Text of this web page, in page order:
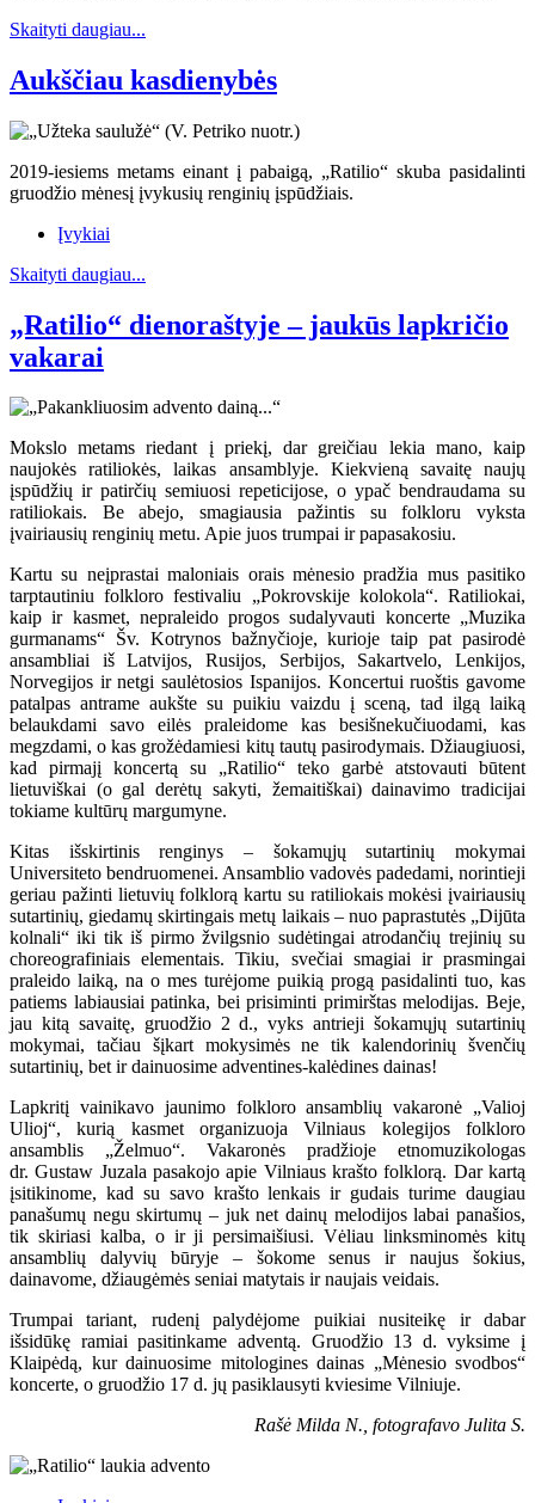
Skaityti daugiau...
Aukščiau kasdienybės
2019-iesiems metams einant į pabaigą, „Ratilio“ skuba pasidalinti
gruodžio mėnesį įvykusių renginių įspūdžiais.
Įvykiai
Skaityti daugiau...
„Ratilio“ dienoraštyje – jaukūs lapkričio
vakarai
Mokslo metams riedant į priekį, dar greičiau lekia mano, kaip
naujokės ratiliokės, laikas ansamblyje. Kiekvieną savaitę naujų
įspūdžių ir patirčių semiuosi repeticijose, o ypač bendraudama su
ratiliokais. Be abejo, smagiausia pažintis su folkloru vyksta
įvairiausių renginių metu. Apie juos trumpai ir papasakosiu.
Kartu su neįprastai maloniais orais mėnesio pradžia mus pasitiko
tarptautiniu folkloro festivaliu „Pokrovskije kolokola“. Ratiliokai,
kaip ir kasmet, nepraleido progos sudalyvauti koncerte „Muzika
gurmanams“ Šv. Kotrynos bažnyčioje, kurioje taip pat pasirodė
ansambliai iš Latvijos, Rusijos, Serbijos, Sakartvelo, Lenkijos,
Norvegijos ir netgi saulėtosios Ispanijos. Koncertui ruoštis gavome
patalpas antrame aukšte su puikiu vaizdu į sceną, tad ilgą laiką
belaukdami savo eilės praleidome kas besišnekučiuodami, kas
megzdami, o kas grožėdamiesi kitų tautų pasirodymais. Džiaugiuosi,
kad pirmajį koncertą su „Ratilio“ teko garbė atstovauti būtent
lietuviškai (o gal derėtų sakyti, žemaitiškai) dainavimo tradicijai
tokiame kultūrų margumyne.
Kitas išskirtinis renginys – šokamųjų sutartinių mokymai
Universiteto bendruomenei. Ansamblio vadovės padedami, norintieji
geriau pažinti lietuvių folklorą kartu su ratiliokais mokėsi įvairiausių
sutartinių, giedamų skirtingais metų laikais – nuo paprastutės „Dijūta
kolnali“ iki tik iš pirmo žvilgsnio sudėtingai atrodančių trejinių su
choreografiniais elementais. Tikiu, svečiai smagiai ir prasmingai
praleido laiką, na o mes turėjome puikią progą pasidalinti tuo, kas
patiems labiausiai patinka, bei prisiminti primirštas melodijas. Beje,
jau kitą savaitę, gruodžio 2 d., vyks antrieji šokamųjų sutartinių
mokymai, tačiau šįkart mokysimės ne tik kalendorinių švenčių
sutartinių, bet ir dainuosime adventines-kalėdines dainas!
Lapkritį vainikavo jaunimo folkloro ansamblių vakaronė „Valioj
Ulioj“, kurią kasmet organizuoja Vilniaus kolegijos folkloro
ansamblis „Želmuo“. Vakaronės pradžioje etnomuzikologas
dr. Gustaw Juzala pasakojo apie Vilniaus krašto folklorą. Dar kartą
įsitikinome, kad su savo krašto lenkais ir gudais turime daugiau
panašumų negu skirtumų – juk net dainų melodijos labai panašios,
tik skiriasi kalba, o ir ji persimaišiusi. Vėliau linksminomės kitų
ansamblių dalyvių būryje – šokome senus ir naujus šokius,
dainavome, džiaugėmės seniai matytais ir naujais veidais.
Trumpai tariant, rudenį palydėjome puikiai nusiteikę ir dabar
išsidūkę ramiai pasitinkame adventą. Gruodžio 13 d. vyksime į
Klaipėdą, kur dainuosime mitologines dainas „Mėnesio svodbos“
koncerte, o gruodžio 17 d. jų pasiklausyti kviesime Vilniuje.
Rašė Milda N., fotografavo Julita S.